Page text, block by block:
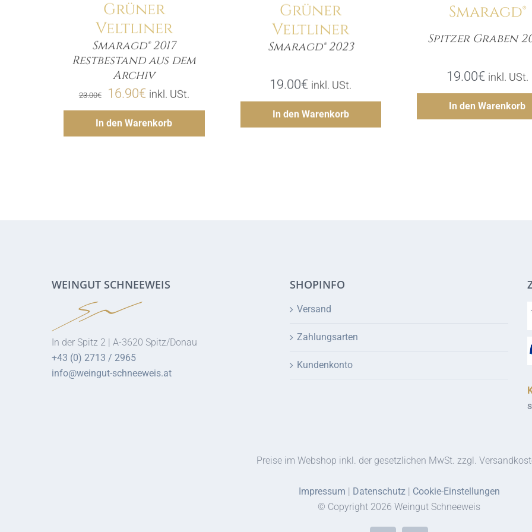
Grüner
Veltliner
Smaragd® 2017
Restbestand aus dem
Archiv
23.00€
Ursprünglicher
Preis
war:
16.90€Aktueller
Preis
ist:
inkl. USt.
In den Warenkorb
Menge
Hinzufügen
Grüner
Veltliner
Smaragd® 2023
19.00€ inkl. USt.
In den Warenkorb
Menge
Hinzufügen
Smaragd®
Spitzer Graben
19.00€ inkl. USt.
In den Warenkorb
WEINGUT SCHNEEWEIS
In der Spitz 2 | A-3620 Spitz/Donau
+43 (0) 2713 / 2965
info@weingut-schneeweis.at
SHOPINFO
Versand
Zahlungsarten
Kundenkonto
Preise im Webshop inkl. der gesetzlichen MwSt. zzgl.
Impressum | Datenschutz| Cookie-Einstellungen
© Copyright 2026 Weingut Schneeweis